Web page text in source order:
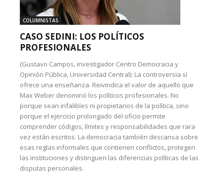
COLUMNISTAS
CASO SEDINI: LOS POLÍTICOS
PROFESIONALES
(Gustavo Campos, investigador Centro Democracia y
Opinión Pública, Universidad Central): La controversia sí
ofrece una enseñanza. Reivindica el valor de aquello que
Max Weber denominó los políticos profesionales. No
porque sean infalibles ni propietarios de la política, sino
porque el ejercicio prolongado del oficio permite
comprender códigos, límites y responsabilidades que rara
vez están escritos. La democracia también descansa sobre
esas reglas informales que contienen conflictos, protegen
las instituciones y distinguen las diferencias políticas de las
disputas personales.